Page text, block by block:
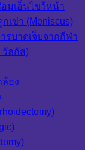
มเอ็นไขว้หน้า
เข่า (Meniscus)
รบาดเจ็บจากกีฬา
วัลกัส)
อง